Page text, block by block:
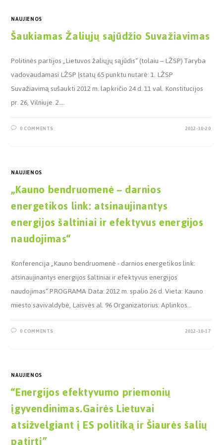
NAUJIENOS
Šaukiamas Žaliųjų sąjūdžio Suvažiavimas
Politinės partijos „Lietuvos žaliųjų sąjūdis“ (tolaiu – LŽSP) Taryba
vadovaudamasi LŽSP Įstatų 65 punktu nutarė: 1. LŽSP
Suvažiavimą sušaukti 2012 m. lapkričio 24 d. 11 val. Konstitucijos
pr. 26, Vilniuje. 2.…
0 COMMENTS 2012-10-20
NAUJIENOS
„Kauno bendruomenė – darnios
energetikos link: atsinaujinantys
energijos šaltiniai ir efektyvus energijos
naudojimas“
Konferencija „Kauno bendruomenė - darnios energetikos link:
atsinaujinantys energijos šaltiniai ir efektyvus energijos
naudojimas“ PROGRAMA Data: 2012 m. spalio 26 d. Vieta: Kauno
miesto savivaldybė, Laisvės al. 96 Organizatorius: Aplinkos…
0 COMMENTS 2012-10-17
NAUJIENOS
“Energijos efektyvumo priemonių
įgyvendinimas.Gairės Lietuvai
atsižvelgiant į ES politiką ir Šiaurės šalių